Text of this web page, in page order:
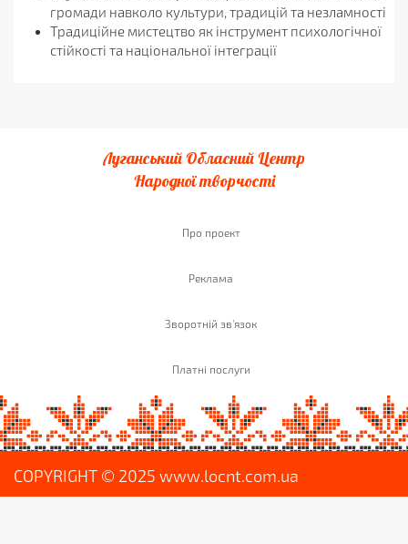
громади навколо культури, традицій та незламності
Традиційне мистецтво як інструмент психологічної
стійкості та національної інтеграції
Луганський Обласний Центр
Народної творчості
Про проект
Реклама
Зворотній зв'язок
Платні послуги
COPYRIGHT © 2025 www.locnt.com.ua